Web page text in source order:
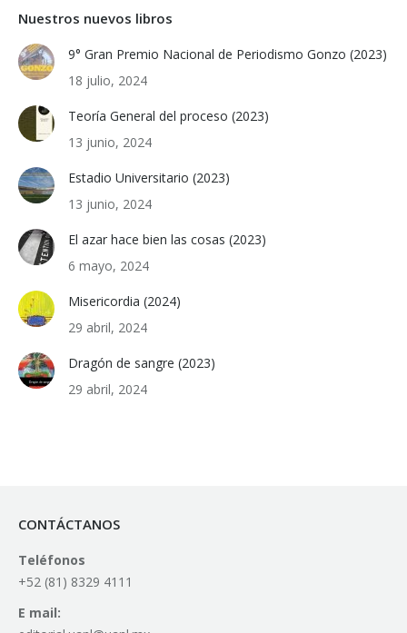
Nuestros nuevos libros
9° Gran Premio Nacional de Periodismo Gonzo (2023)
18 julio, 2024
Teoría General del proceso (2023)
13 junio, 2024
Estadio Universitario (2023)
13 junio, 2024
El azar hace bien las cosas (2023)
6 mayo, 2024
Misericordia (2024)
29 abril, 2024
Dragón de sangre (2023)
29 abril, 2024
CONTÁCTANOS
Teléfonos
+52 (81) 8329 4111
E mail: